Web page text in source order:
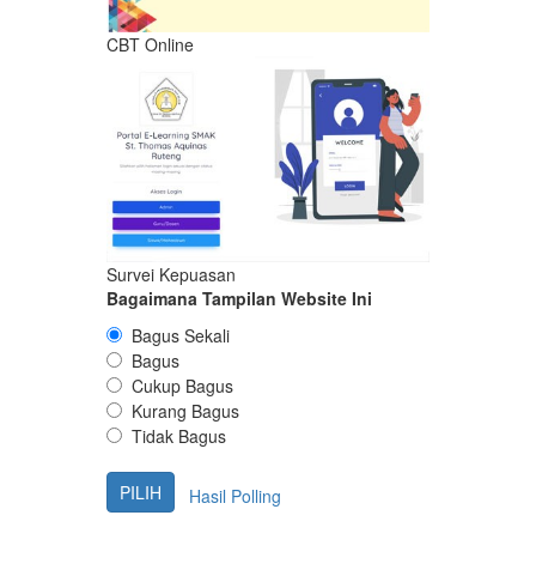
CBT Online
Survei Kepuasan
Bagaimana Tampilan Website Ini
Bagus Sekali
Bagus
Cukup Bagus
Kurang Bagus
Tidak Bagus
Hasil Polling